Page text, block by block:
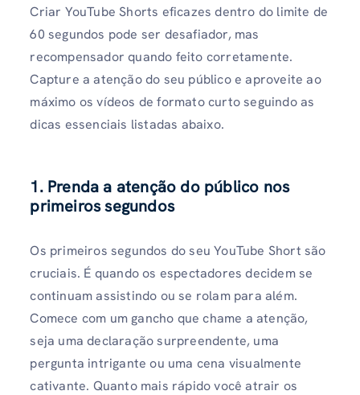
Criar YouTube Shorts eficazes dentro do limite de
60 segundos pode ser desafiador, mas
recompensador quando feito corretamente.
Capture a atenção do seu público e aproveite ao
máximo os vídeos de formato curto seguindo as
dicas essenciais listadas abaixo.
1. Prenda a atenção do público nos
primeiros segundos
Os primeiros segundos do seu YouTube Short são
cruciais. É quando os espectadores decidem se
continuam assistindo ou se rolam para além.
Comece com um gancho que chame a atenção,
seja uma declaração surpreendente, uma
pergunta intrigante ou uma cena visualmente
cativante. Quanto mais rápido você atrair os